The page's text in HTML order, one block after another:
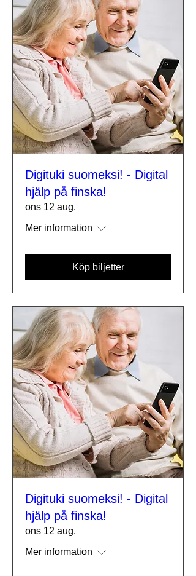
Digituki suomeksi! - Digital
hjälp på finska!
ons 12 aug.
Mer information
Köp biljetter
Digituki suomeksi! - Digital
hjälp på finska!
ons 12 aug.
Mer information